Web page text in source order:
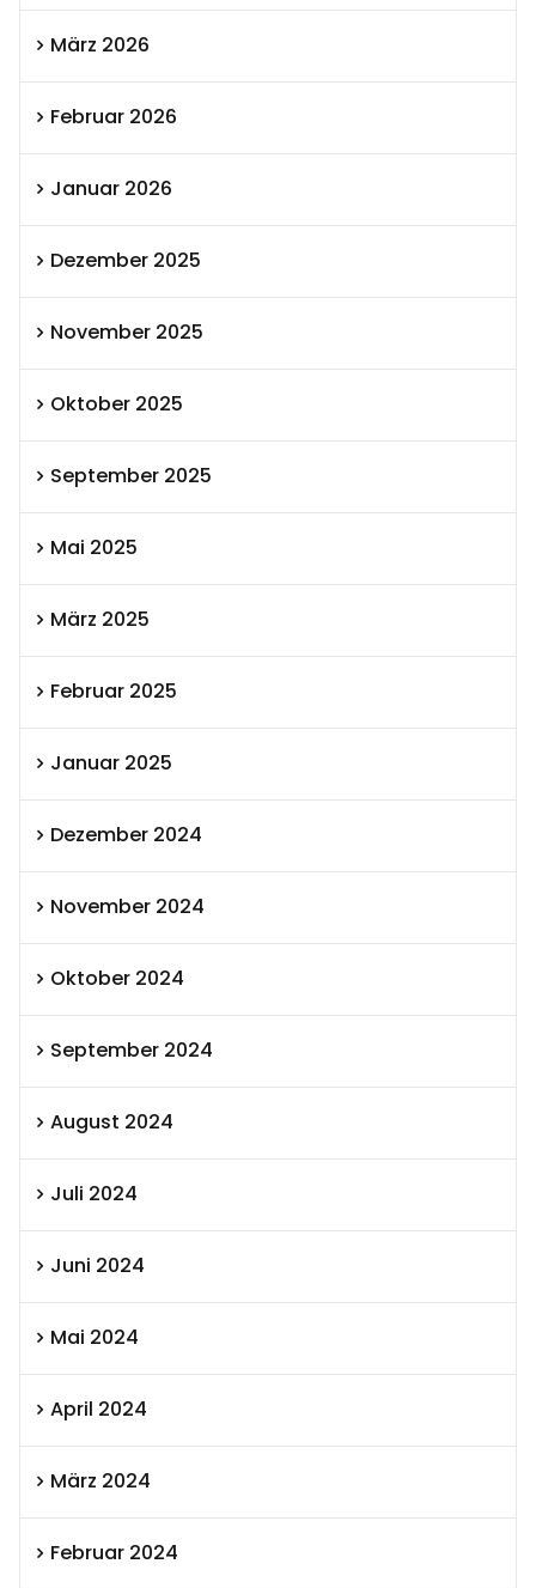
März 2026
Februar 2026
Januar 2026
Dezember 2025
November 2025
Oktober 2025
September 2025
Mai 2025
März 2025
Februar 2025
Januar 2025
Dezember 2024
November 2024
Oktober 2024
September 2024
August 2024
Juli 2024
Juni 2024
Mai 2024
April 2024
März 2024
Februar 2024